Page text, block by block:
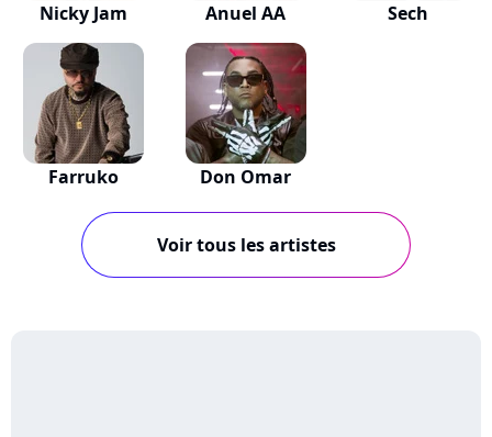
Nicky Jam Anuel AA Sech
Farruko Don Omar
Voir tous les artistes